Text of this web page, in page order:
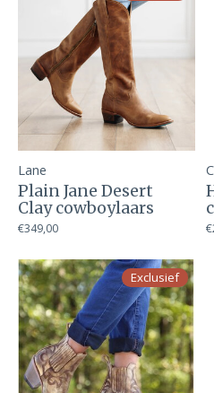
Lane
Plain Jane Desert
Clay cowboylaars
€349,00
Exclusief